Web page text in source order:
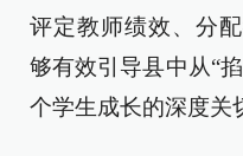
评定教师绩效、分
够有效引导县中从“
个学生成长的深度关